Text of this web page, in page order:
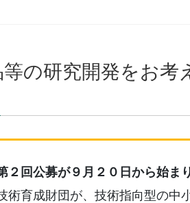
の研究開発をお考
２回公募が９月２０日から始ま
術育成財団が、技術指向型の中